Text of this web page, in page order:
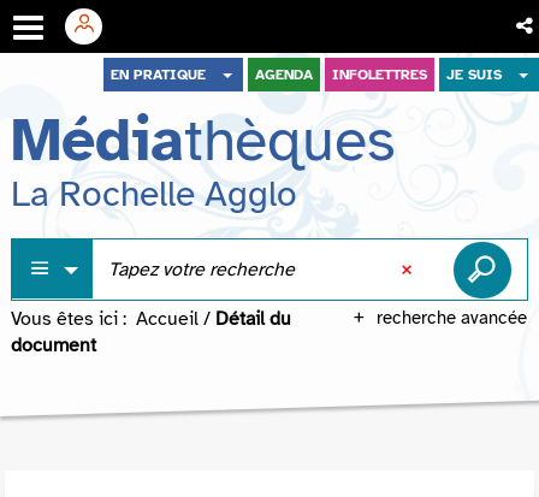
menu
contenu
recherche
EN PRATIQUE AGENDA INFOLETTRES JE SUIS
Médiathèques
La Rochelle Agglo
recherche avancée
Vous êtes ici : Accueil / Détail du
document